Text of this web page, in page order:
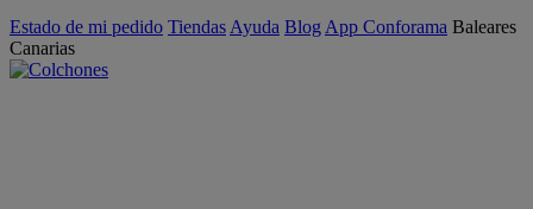
Estado de mi pedido Tiendas Ayuda Blog App Conforama Baleares
Canarias